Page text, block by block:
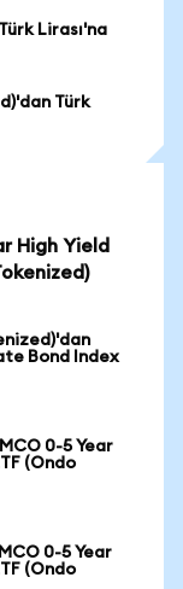
Lirası'na
Türk
High Yield
Bond Index
0-5 Year
(Ondo
0-5 Year
(Ondo